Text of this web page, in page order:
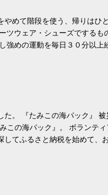
めて階段を使う、帰りはひ
ツウェア・シューズでするも
めの運動を毎日３０分以上
う。 正田教授は「汗ばむ程度
早歩きで改善 筑波大「減量
。 『たみこの海パック』
この海パック』。 ボランテ
てふるさと納税を始めて、
ほど稼げていないのでこち